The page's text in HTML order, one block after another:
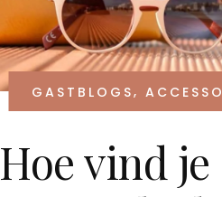
Hoe vind je
GASTBLOGS,